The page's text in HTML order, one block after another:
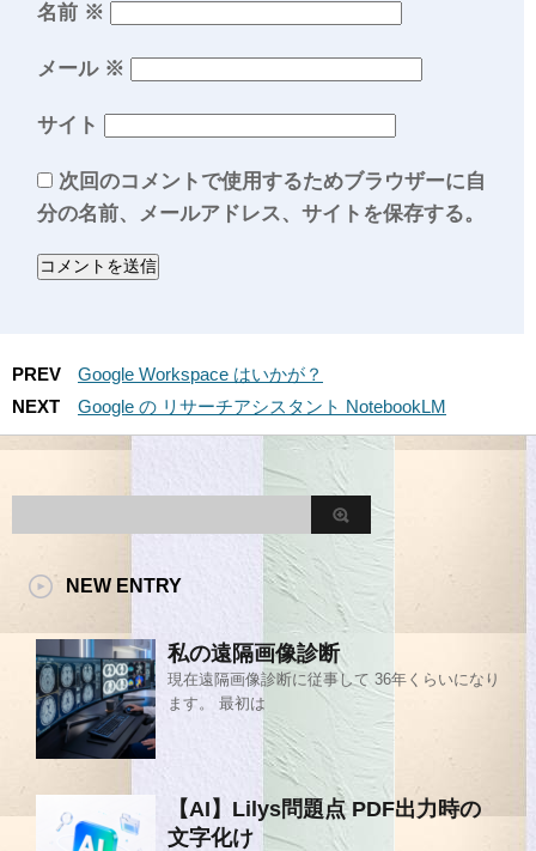
名前 ※
メール ※
サイト
次回のコメントで使用するためブラウザーに自
分の名前、メールアドレス、サイトを保存する。
PREV
Google Workspace はいかが？
NEXT
Google の リサーチアシスタント NotebookLM
NEW ENTRY
私の遠隔画像診断
現在遠隔画像診断に従事して 36年くらいになり
ます。 最初は
【AI】Lilys問題点 PDF出力時の
文字化け